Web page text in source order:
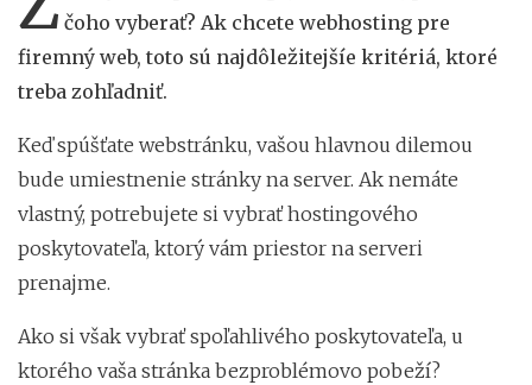
čoho vyberať? Ak chcete webhosting pre
firemný web, toto sú najdôležitejšíe kritériá, ktoré
treba zohľadniť.
Keď spúšťate webstránku, vašou hlavnou dilemou
bude umiestnenie stránky na server. Ak nemáte
vlastný, potrebujete si vybrať hostingového
poskytovateľa, ktorý vám priestor na serveri
prenajme.
Ako si však vybrať spoľahlivého poskytovateľa, u
ktorého vaša stránka bezproblémovo pobeží?